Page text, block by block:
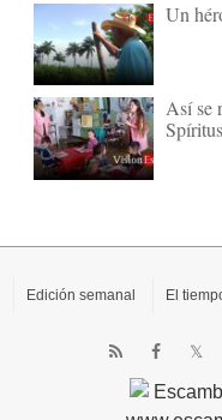
Un
Así se
Spíritus
Edición semanal El